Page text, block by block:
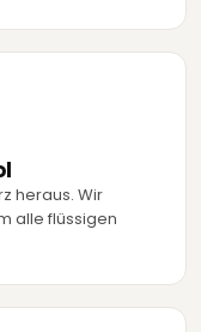
heraus. Wir
alle flüssigen